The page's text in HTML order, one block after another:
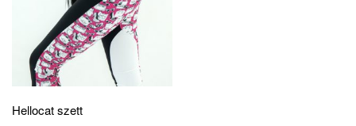
Hellocat szett